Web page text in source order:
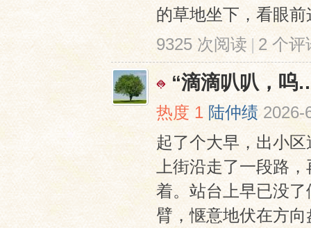
的草地坐下，看眼
9325 次阅读 | 2 个评
“滴滴叭叭，
热度 1 陆仲绩 2026-
起了个大早，出小
上街沿走了一段路
着。站台上早已没
臂，惬意地伏在方